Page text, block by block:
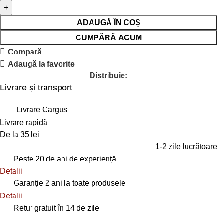
ADAUGĂ ÎN COȘ
CUMPĂRĂ ACUM
Compară
Adaugă la favorite
Distribuie:
Livrare și transport
Livrare Cargus
Livrare rapidă
De la 35 lei
1-2 zile lucrătoare
Peste 20 de ani de experiență
Detalii
Garanție 2 ani la toate produsele
Detalii
Retur gratuit în 14 de zile